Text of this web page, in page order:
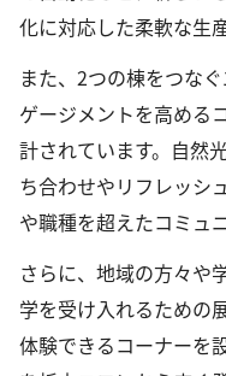
化に対応した柔軟な生
また、2つの棟をつな
ゲージメントを高める
計されています。自然
ち合わせやリフレッシ
や職種を超えたコミュ
さらに、地域の方々や
学を受け入れるための
体験できるコーナーを